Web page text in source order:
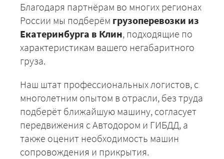
Благодаря партнёрам во многих регионах
России мы подберём грузоперевозки из
Екатеринбурга в Клин, подходящие по
характеристикам вашего негабаритного
груза.
Наш штат профессиональных логистов, с
многолетним опытом в отрасли, без труда
подберёт ближайшую машину, согласует
передвижения с Автодором и ГИБДД, а
также оценит необходимость машин
сопровождения и прикрытия.